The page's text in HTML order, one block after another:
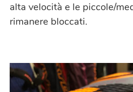
alta velocità e le piccole/
rimanere bloccati.